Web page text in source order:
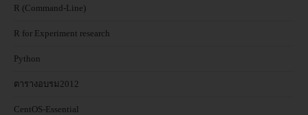
R (Command-Line)
R for Experiment research
Python
ตารางอบรม2012
CentOS-Essential